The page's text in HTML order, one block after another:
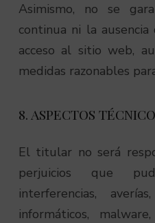
Asimismo, no se
continua ni la
acceso al sitio web,
medidas razonables
8. ASPECTOS
El titular no será
perjuicios que
interferencias,
informáticos,